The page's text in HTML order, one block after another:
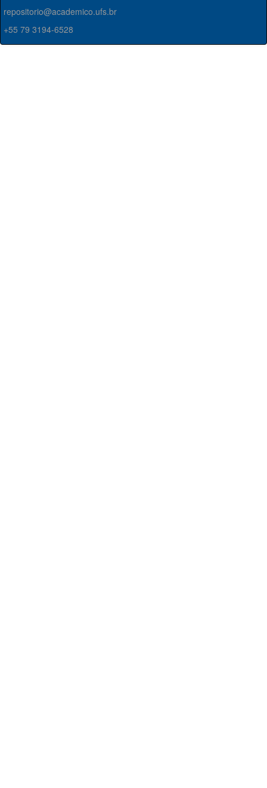
repositorio@academico.ufs.br
+55 79 3194-6528